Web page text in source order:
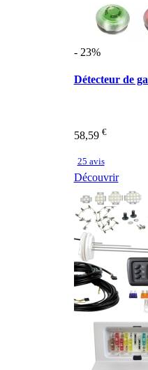
- 23%
Détecteur de
58,59 €
25 avis
Découvrir